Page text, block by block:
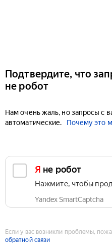
Подтвердите, что
не робот
Нам очень жаль, но запросы с
автоматические.
Почему это
Я не робот
Нажмите, чтобы
Yandex SmartCaptcha
Если у вас возникли проблемы,
обратной связи